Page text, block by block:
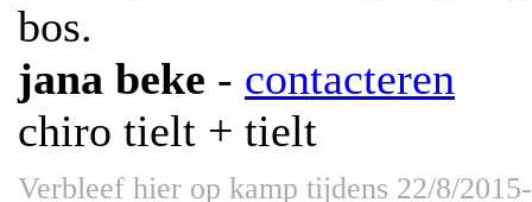
bos.
jana beke - contacteren
chiro tielt + tielt
Verbleef hier op kamp tijdens 22/8/